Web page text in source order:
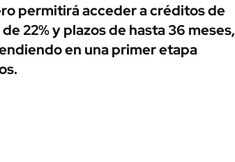
AUTOS
permitirá acceder a créditos de
22% y plazos de hasta 36 meses,
en una primer etapa